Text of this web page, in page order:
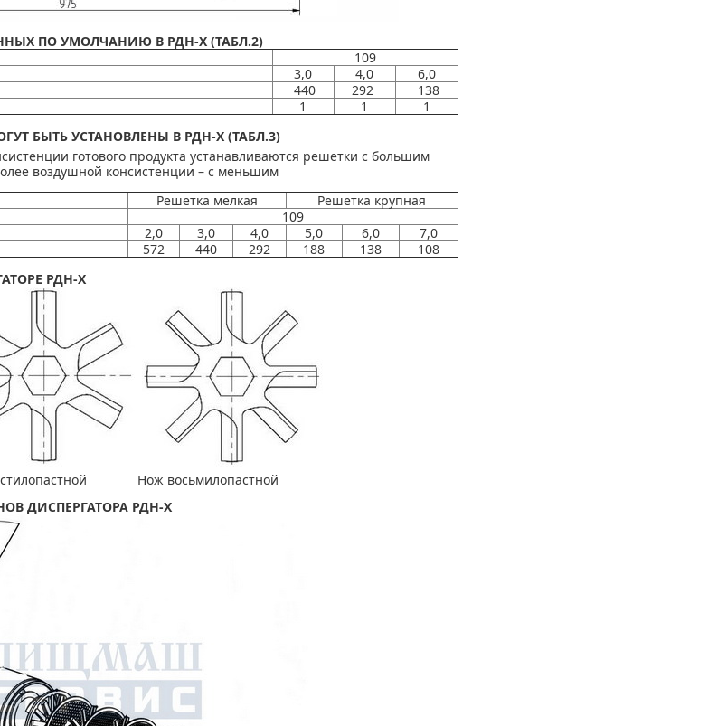
ПО УМОЛЧАНИЮ В РДН-Х (ТАБЛ.2)
109
3,0 4,0
6,0
440 292
138
1 1
1
БЫТЬ УСТАНОВЛЕНЫ В РДН-Х (ТАБЛ.3)
готового продукта устанавливаются решетки с большим
воздушной консистенции – с меньшим
Решетка мелкая
Решетка крупная
109
2,0 3,0 4,0 5,0 6,0
7,0
572 440 292 188 138
108
РДН-Х
Нож восьмилопастной
ДИСПЕРГАТОРА РДН-Х